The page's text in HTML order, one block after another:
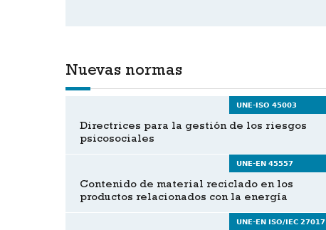
Nuevas normas
UNE-ISO 45003
Directrices para la gestión de los riesgos
psicosociales
UNE-EN 45557
Contenido de material reciclado en los
productos relacionados con la energía
UNE-EN ISO/IEC 27017